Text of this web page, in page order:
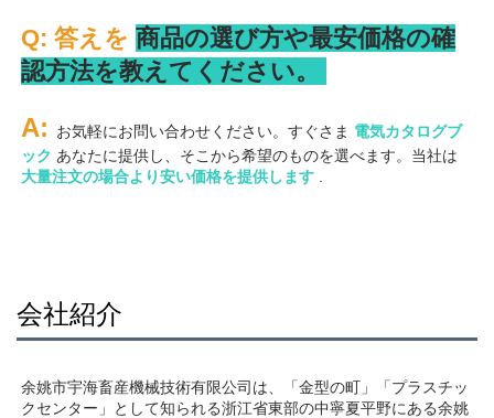
Q: 答えを 商品の選び方や最安価格の確
認方法を教えてください。
A: お気軽にお問い合わせください。すぐさま 電気カタログブ
ック
大量注文の場合より安い価格を提供します
会社紹介
余姚市宇海畜産機械技術有限公司は、「金型の町」「プラスチッ
クセンター」として知られる浙江省東部の中寧夏平野にある余姚